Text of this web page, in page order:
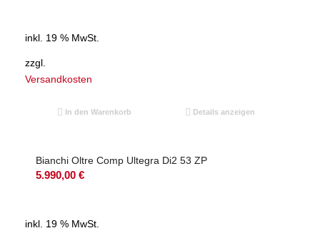
inkl. 19 % MwSt.
zzgl.
Versandkosten
In den Warenkorb Details anzeigen
Bianchi Oltre Comp Ultegra Di2 53 ZP
5.990,00 €
inkl. 19 % MwSt.